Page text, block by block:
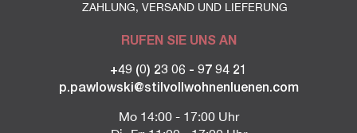
ZAHLUNG, VERSAND UND LIEFERUNG
RUFEN SIE UNS AN
+49 (0) 23 06 - 97 94 21
p.pawlowski@stilvollwohnenluenen.com
Mo 14:00 - 17:00 Uhr